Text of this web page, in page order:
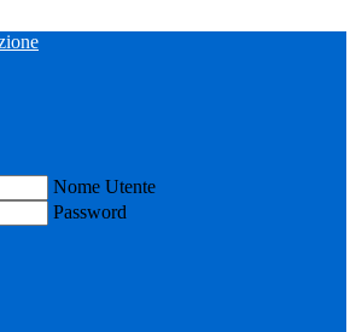
Nome Utente
Password